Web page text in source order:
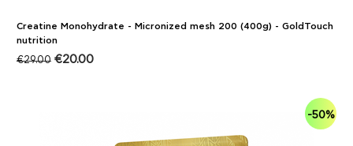
Creatine Monohydrate - Micronized mesh 200 (400g) - GoldTouch
nutrition
€29.00 €20.00
-50%